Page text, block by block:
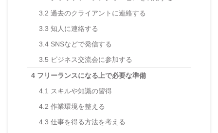
3.2 過去のクライアントに連絡する
3.3 知人に連絡する
3.4 SNSなどで発信する
3.5 ビジネス交流会に参加する
4 フリーランスになる上で必要な準備
4.1 スキルや知識の習得
4.2 作業環境を整える
4.3 仕事を得る方法を考える